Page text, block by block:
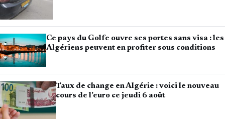
Ce pays du Golfe ouvre ses portes sans visa : les
Algériens peuvent en profiter sous conditions
Taux de change en Algérie : voici le nouveau
cours de l’euro ce jeudi 6 août